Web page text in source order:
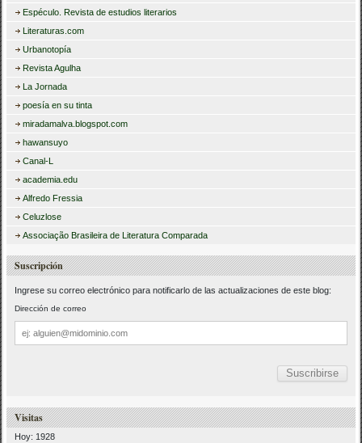
Espéculo. Revista de estudios literarios
Literaturas.com
Urbanotopía
Revista Agulha
La Jornada
poesía en su tinta
miradamalva.blogspot.com
hawansuyo
Canal-L
academia.edu
Alfredo Fressia
Celuzlose
Associação Brasileira de Literatura Comparada
Suscripción
Ingrese su correo electrónico para notificarlo de las actualizaciones de este blog:
Dirección de correo
Dirección
de
correo
Visitas
Hoy: 1928